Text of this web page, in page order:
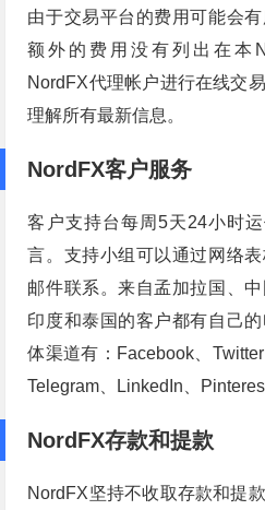
由于交易平台的费用可能会
额外的费用没有列出在本
NordFX代理帐户进行在线交
理解所有最新信息。
NordFX客户服务
客户支持台每周5天24小时
言。支持小组可以通过网络
邮件联系。来自孟加拉国、中
印度和泰国的客户都有自己
体渠道有：Facebook、
Telegram、LinkedIn、
NordFX存款和提款
NordFX坚持不收取存款和提